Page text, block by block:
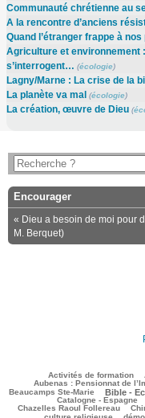
Communauté chrétienne au
A la rencontre d’anciens
Quand l’étranger frappe à
Agriculture et environnement
s’interrogent… (écologie)
Lagny/Marne : La crise de la
La planète va mal (écologie)
La création, œuvre de Dieu (
Encourager
« Dieu a besoin de moi pour
M. Berquet)
Activités de formation
Aubenas : Pensionnat de
41/2124
59/2124
Beaucamps Ste-Marie
512/2124 Bible -
35/2124
382/2124
119/2124
434/2124
Catalogne - Espagne
Chazelles Raoul Follereau
76/2124
138/2124
352/2124
25/2124